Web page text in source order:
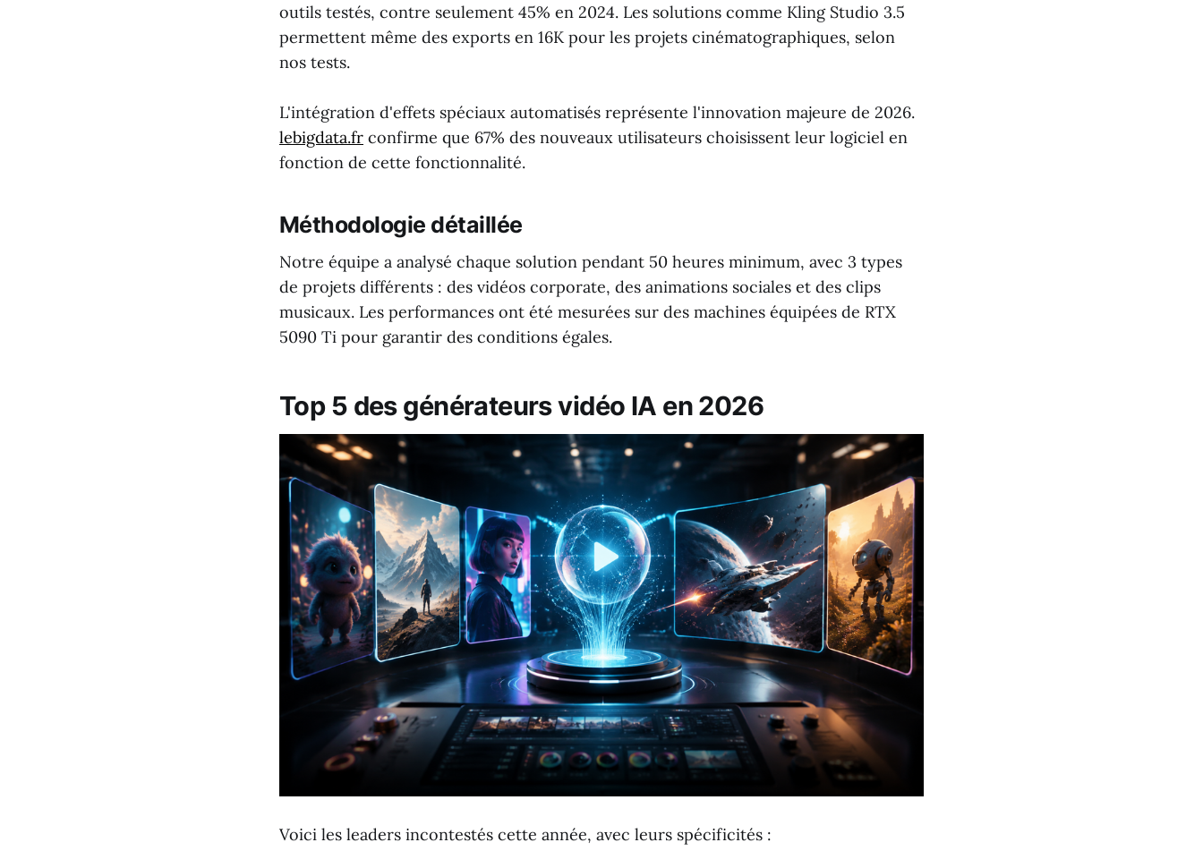
outils testés, contre seulement 45% en 2024. Les solutions comme Kling Studio 3.5
permettent même des exports en 16K pour les projets cinématographiques, selon
nos tests.
L'intégration d'effets spéciaux automatisés représente l'innovation majeure de 2026.
lebigdata.fr confirme que 67% des nouveaux utilisateurs choisissent leur logiciel en
fonction de cette fonctionnalité.
Méthodologie détaillée
Notre équipe a analysé chaque solution pendant 50 heures minimum, avec 3 types
de projets différents : des vidéos corporate, des animations sociales et des clips
musicaux. Les performances ont été mesurées sur des machines équipées de RTX
5090 Ti pour garantir des conditions égales.
Top 5 des générateurs vidéo IA en 2026
Voici les leaders incontestés cette année, avec leurs spécificités :